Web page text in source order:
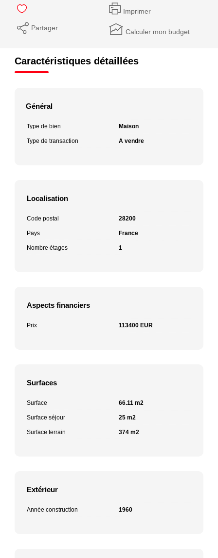
Imprimer
Partager Calculer mon budget
Caractéristiques détaillées
Général
Type de bien Maison
Type de transaction A vendre
Localisation
Code postal 28200
Pays France
Nombre étages 1
Aspects financiers
Prix 113400 EUR
Surfaces
Surface 66.11 m2
Surface séjour 25 m2
Surface terrain 374 m2
Extérieur
Année construction 1960